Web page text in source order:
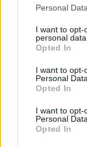
Please note that
not limited to
grant or deny
use your data for
consent section.
Personal
I want to opt-
personal data.
Opted In
I want to opt-
Personal Data.
Opted In
I want to opt-
Personal
Opted In
Szinte teljes
lakótelep
Pestszentlőrinc
amelynek komplex